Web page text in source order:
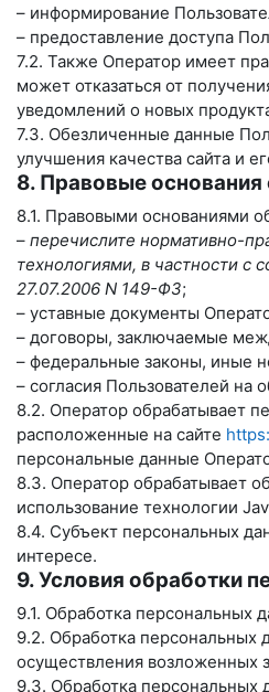
– информирование
– предоставление доступа
7.2. Также Оператор имеет
может отказаться от
уведомлений о новых
7.3. Обезличенные данные
улучшения качества сайта и
8. Правовые
8.1. Правовыми основаниями
– перечислите нормативно-
технологиями, в частности с
27.07.2006 N 149-ФЗ;
– уставные документы
– договоры, заключаемые
– федеральные законы, иные
– согласия Пользователей на
8.2. Оператор обрабатывает
расположенные на сайте
персональные данные
8.3. Оператор обрабатывает
использование технологии
8.4. Субъект персональных
интересе.
9. Условия обработки
9.1. Обработка персональных
9.2. Обработка
осуществления возложенных
9.3. Обработка персональных